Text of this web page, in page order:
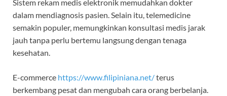
Sistem rekam medis elektronik memudahkan dokter
dalam mendiagnosis pasien. Selain itu, telemedicine
semakin populer, memungkinkan konsultasi medis jarak
jauh tanpa perlu bertemu langsung dengan tenaga
kesehatan.
E-commerce https://www.filipiniana.net/terus
berkembang pesat dan mengubah cara orang berbelanja.